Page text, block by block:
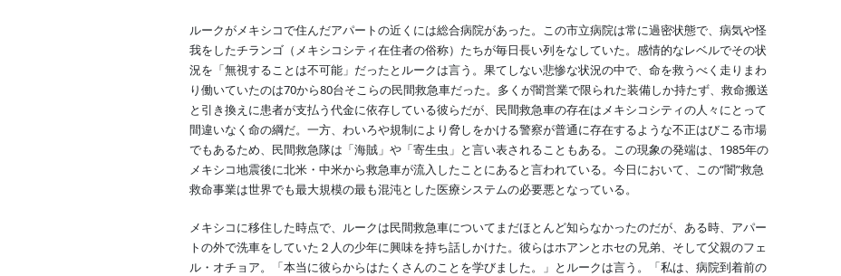
ルークがメキシコで住んだアパートの近くには総合病院があった。この市立病院は常に過密状態で、病気や怪
我をしたチランゴ（メキシコシティ在住者の俗称）たちが毎日長い列をなしていた。感情的なレベルでその状
況を「無視することは不可能」だったとルークは言う。果てしない悲惨な状況の中で、命を救うべく走りまわ
り働いていたのは70から80台そこらの民間救急車だった。多くが闇営業で限られた装備しか持たず、救命搬送
と引き換えに患者が支払う代金に依存している彼らだが、民間救急車の存在はメキシコシティの人々にとって
間違いなく命の綱だ。一方、わいろや規制により脅しをかける警察が普通に存在するような不正はびこる市場
でもあるため、民間救急隊は「海賊」や「寄生虫」と言い表されることもある。この現象の発端は、1985年の
メキシコ地震後に北米・中米から救急車が流入したことにあると言われている。今日において、この“闇”救急
救命事業は世界でも最大規模の最も混沌とした医療システムの必要悪となっている。
メキシコに移住した時点で、ルークは民間救急車についてまだほとんど知らなかったのだが、ある時、アパー
トの外で洗車をしていた２人の少年に興味を持ち話しかけた。彼らはホアンとホセの兄弟、そして父親のフェ
ル・オチョア。「本当に彼らからはたくさんのことを学びました。」とルークは言う。「私は、病院到着前の